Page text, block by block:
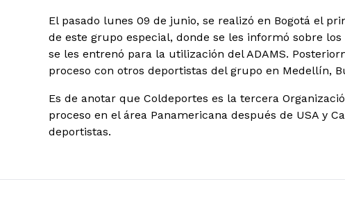
El pasado lunes 09 de junio, se realizó en Bogotá el
de este grupo especial, donde se les informó sobre
se les entrenó para la utilización del ADAMS.
proceso con otros deportistas del grupo en Medellín,
Es de anotar que Coldeportes es la tercera
proceso en el área Panamericana después de USA y
deportistas.